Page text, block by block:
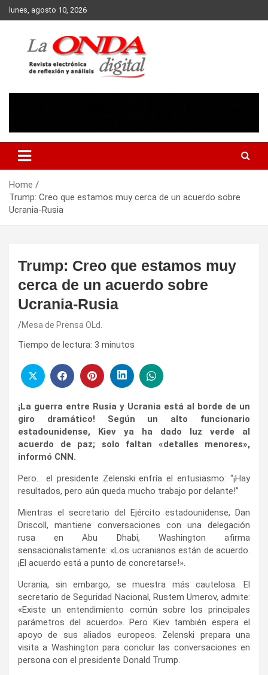
Skip
to
lunes, agosto 10, 2026
Home
Trump: Creo que estamos muy cerca de un acuerdo sobre
Ucrania-Rusia
Trump: Creo que estamos muy
cerca de un acuerdo sobre
Ucrania-Rusia
Mesa de Prensa OLd.
Tiempo de lectura: 3 minutos
¡La guerra entre Rusia y Ucrania está al borde de un
giro dramático! Según un alto funcionario
estadounidense, Kiev ya ha dado luz verde al
acuerdo de paz; solo faltan «detalles menores»,
informó CNN.
Pero… el presidente Zelenski enfría el entusiasmo: “¡Hay
resultados, pero aún queda mucho trabajo por delante!”
Mientras el secretario del Ejército estadounidense, Dan
Driscoll, mantiene conversaciones con una delegación
rusa en Abu Dhabi, Washington afirma
sensacionalistamente: «Los ucranianos están de acuerdo.
¡El acuerdo está a punto de concretarse!».
Ucrania, sin embargo, se muestra más cautelosa. El
secretario de Seguridad Nacional, Rustem Umerov, admite:
«Existe un entendimiento común sobre los principales
parámetros del acuerdo». Pero Kiev también espera el
apoyo de sus aliados europeos. Zelenski prepara una
visita a Washington para concluir las conversaciones en
persona con el presidente Donald Trump.